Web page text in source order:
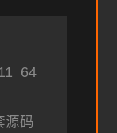
64
源码